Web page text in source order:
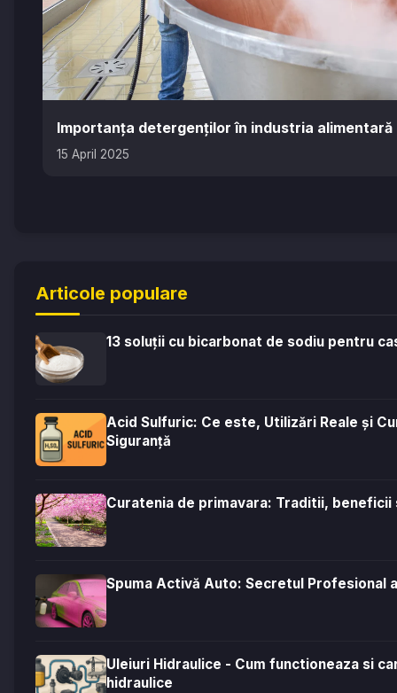
Importanța detergenților în industria alimentară
15 April 2025
Articole populare
13 soluții cu bicarbonat de sodiu pentru
Acid Sulfuric: Ce este, Utilizări Reale și
Siguranță
Curatenia de primavara: Traditii, beneficii
Spuma Activă Auto: Secretul Profesional
Uleiuri Hidraulice - Cum functioneaza si
hidraulice